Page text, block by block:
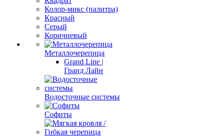
Колор-микс (палитра)
Красный
Серый
Коричневый
Металлочерепица
Grand Line |
Гранд Лайн
Водосточные системы
Софиты